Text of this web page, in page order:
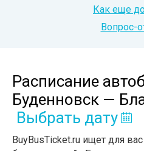
Как еще
Вопрос-
Расписание
Буденновск —
Выбрать дату
BuyBusTicket.ru ищет для